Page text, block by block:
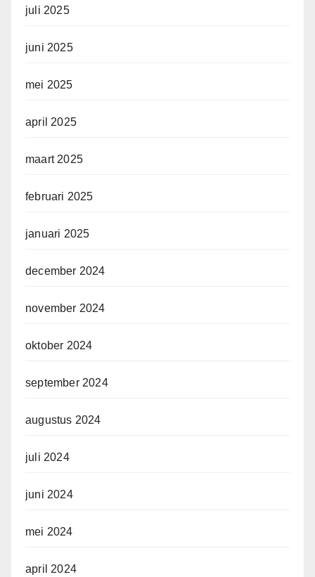
juli 2025
juni 2025
mei 2025
april 2025
maart 2025
februari 2025
januari 2025
december 2024
november 2024
oktober 2024
september 2024
augustus 2024
juli 2024
juni 2024
mei 2024
april 2024